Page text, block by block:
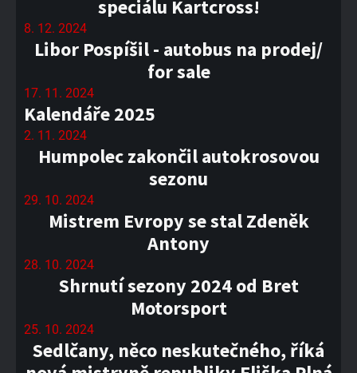
speciálu Kartcross!
8. 12. 2024
Libor Pospíšil - autobus na prodej/
for sale
17. 11. 2024
Kalendáře 2025
2. 11. 2024
Humpolec zakončil autokrosovou
sezonu
29. 10. 2024
Mistrem Evropy se stal Zdeněk
Antony
28. 10. 2024
Shrnutí sezony 2024 od Bret
Motorsport
25. 10. 2024
Sedlčany, něco neskutečného, říká